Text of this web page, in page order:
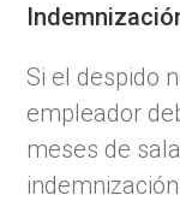
Si el despido
empleador
meses de